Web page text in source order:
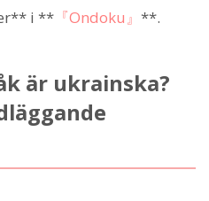
i ** 『Ondoku』 **.
är ukrainska?